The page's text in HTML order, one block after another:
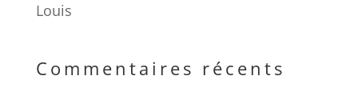
Louis
Commentaires récents